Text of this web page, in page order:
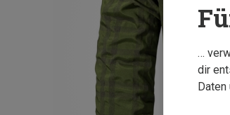
…
dir
Daten